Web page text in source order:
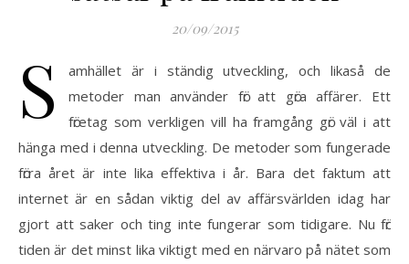
20/09/2015
S
amhӓllet ӓr i stӓndig utveckling, och likaså de
metoder man anvӓnder fӧr att gӧra affӓrer. Ett
fӧretag som verkligen vill ha framgång gӧr vӓl i att
hӓnga med i denna utveckling. De metoder som fungerade
fӧrra året ӓr inte lika effektiva i år. Bara det faktum att
internet ӓr en sådan viktig del av affӓrsvӓrlden idag har
gjort att saker och ting inte fungerar som tidigare. Nu fӧr
tiden ӓr det minst lika viktigt med en nӓrvaro på nӓtet som